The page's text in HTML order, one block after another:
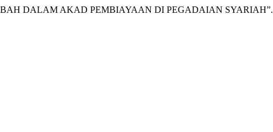
DALAM AKAD PEMBIAYAAN DI PEGADAIAN SYARIAH”.